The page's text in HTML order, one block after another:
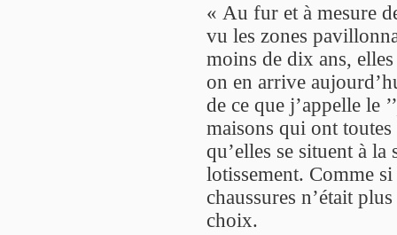
« Au fur et à mesure
vu les zones
moins de dix ans,
on en arrive
de ce que j’appelle le ’’
maisons qui ont
qu’elles se situent à
lotissement. Comme
chaussures n’était
choix.